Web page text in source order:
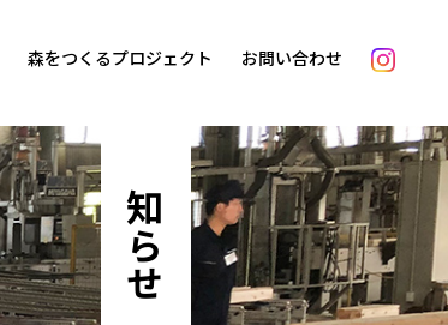
森をつくるプロジェクト お問い合わせ
お知らせ